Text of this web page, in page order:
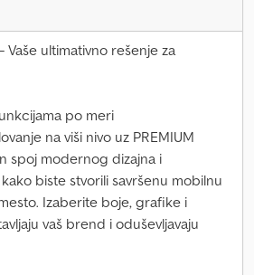
Vaše ultimativno rešenje za
po meri
na viši nivo uz PREMIUM
spoj modernog dizajna i
biste stvorili savršenu mobilnu
Izaberite boje, grafike i
vaš brend i oduševljavaju